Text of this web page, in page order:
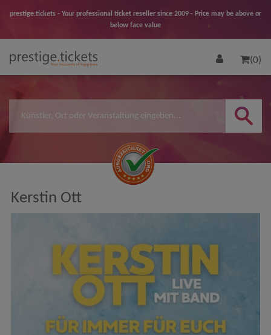
prestige.tickets - Your professional ticket reseller since 2009 - Price may be above or
below face value
(0)
Kerstin Ott